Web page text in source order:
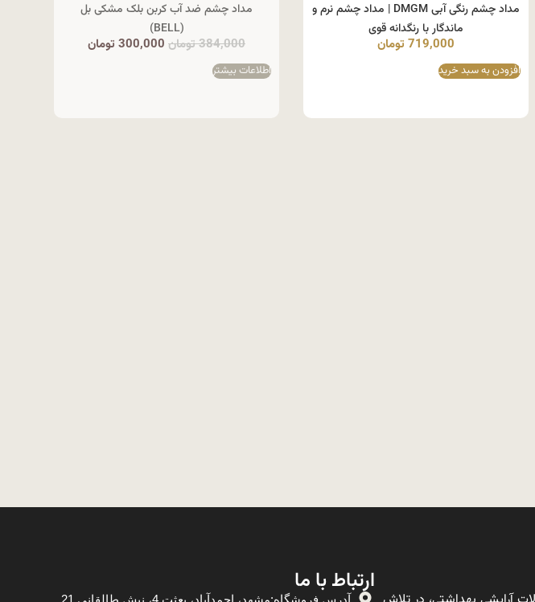
مداد چشم رنگی آبی DMGM | مداد چشم نرم و
ماندگار با رنگدانه قوی
719,000 تومان
افزودن به سبد خرید
مداد چشم ضد آب کربن بلک مشکی بل
(BELL)
384,000تومان 300,000 تومان
اطلاعات بیشتر
ارتباط با ما
آدرس فروشگاه:مشهد، احمدآباد، بعثت 4، نبش طالقانی 21